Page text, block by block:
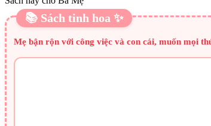
📚 Sách tinh hoa ✨
Mẹ bận rộn với công việc và con cái, muốn mọi